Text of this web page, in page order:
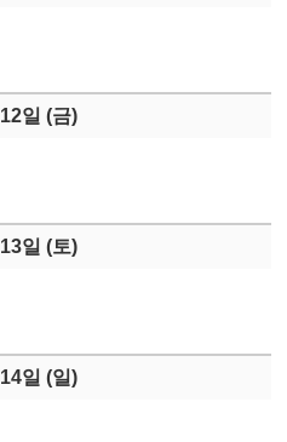
일 (금)
일 (토)
일 (일)